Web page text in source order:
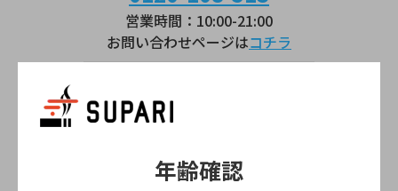
営業時間：10:00-21:00
お問い合わせページはコチラ
0120-111-041
お問い合わせページは
年齢確認